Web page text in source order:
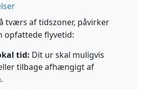
tværs af tidszoner, påvirker
opfattede flyvetid:
tid: Dit ur skal muligvis
tilbage afhængigt af